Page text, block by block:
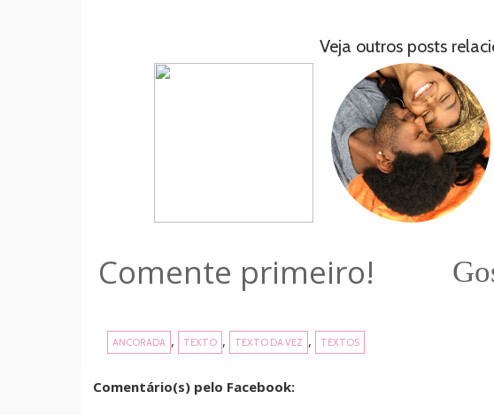
Veja outros posts
Comente primeiro!
ANCORADA , TEXTO , TEXTO DA VEZ , TEXTOS
Comentário(s) pelo Facebook: